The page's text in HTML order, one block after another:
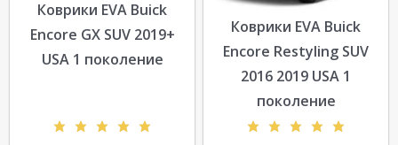
Коврики EVA Buick
Encore GX SUV 2019+
USA 1 поколение
Коврики EVA Buick
Encore Restyling SUV
2016 2019 USA 1
поколение